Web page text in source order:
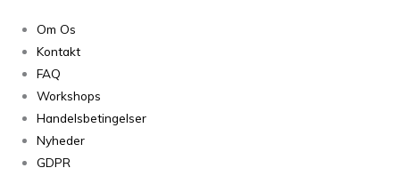
Om Os
Kontakt
FAQ
Workshops
Handelsbetingelser
Nyheder
GDPR